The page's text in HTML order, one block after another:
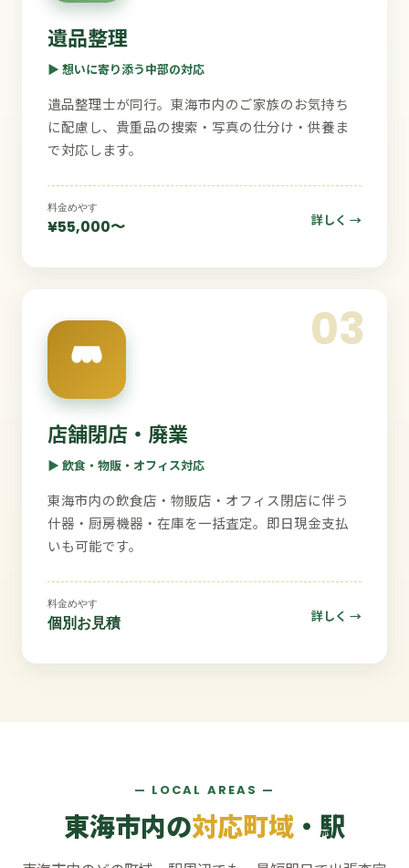
遺品整理
▶ 想いに寄り添う中部の対応
遺品整理士が同行。東海市内のご家族のお気持ち
に配慮し、貴重品の捜索・写真の仕分け・供養ま
で対応します。
料金めやす
¥55,000〜 詳しく →
03
店舗閉店・廃業
▶ 飲食・物販・オフィス対応
東海市内の飲食店・物販店・オフィス閉店に伴う
什器・厨房機器・在庫を一括査定。即日現金支払
いも可能です。
料金めやす
個別お見積 詳しく →
— LOCAL AREAS —
東海市内の対応町域 ・駅